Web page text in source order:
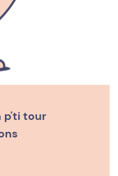
p'ti tour